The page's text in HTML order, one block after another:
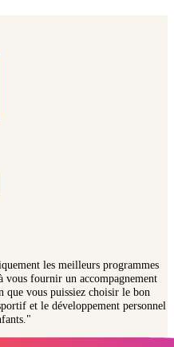
les meilleurs programmes
vous fournir un accompagnement
que vous puissiez choisir le bon
et le développement personnel